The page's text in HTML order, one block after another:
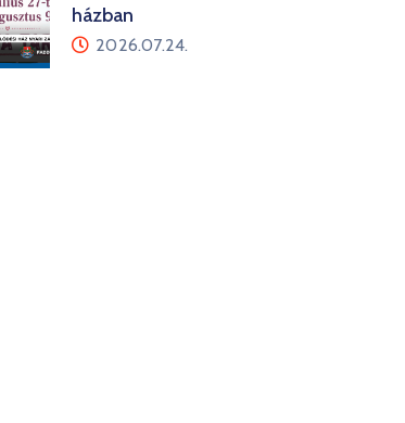
házban
2026.07.24.